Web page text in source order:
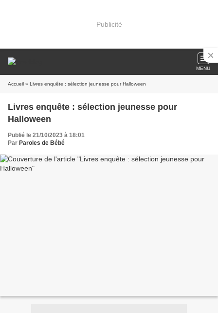
Publicité
MENU
Accueil » Livres enquête : sélection jeunesse pour Halloween
Livres enquête : sélection jeunesse pour
Halloween
Publié le 21/10/2023 à 18:01
Par Paroles de Bébé